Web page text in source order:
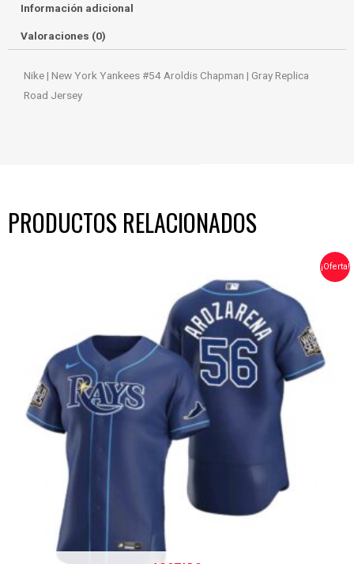
Información adicional
Valoraciones (0)
Nike | New York Yankees #54 Aroldis Chapman | Gray Replica
Road Jersey
PRODUCTOS RELACIONADOS
¡Oferta!
$70.00.$56.00.